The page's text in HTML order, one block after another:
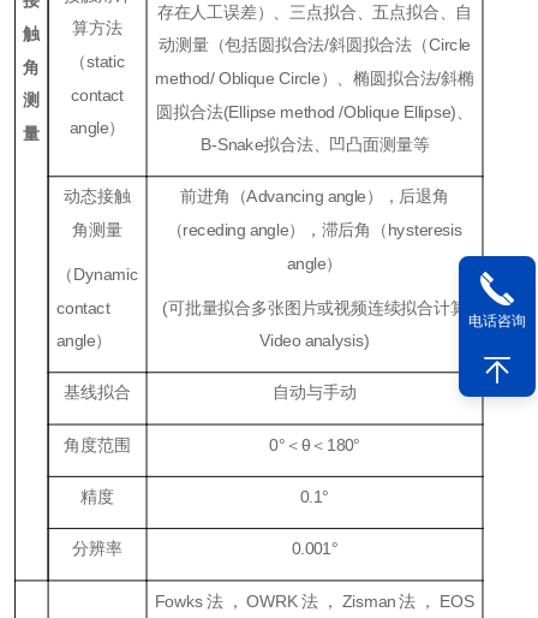
触
角
测
量
算方法
（static
contact
angle）
存在人工误差）、三点拟合、五点拟合、自
动测量（包括圆拟合法/斜圆拟合法（Circle
method/ Oblique Circle）、椭圆拟合法/斜椭
圆拟合法(Ellipse method /Oblique Ellipse)
B-Snake拟合法、凹凸面测量等
动态接触
角测量
（Dynamic
contact
angle）
前进角（Advancing angle），后退角
（receding angle），滞后角（hysteresis
angle）
(可批量拟合多张图片或视频连续拟合计算
Video analysis)
基线拟合 自动与手动
角度范围 0°＜θ＜ 180°
精度 0.1°
分辨率 0.001 °
Fowks法，OWRK法， Zisman法， EOS
电话咨询